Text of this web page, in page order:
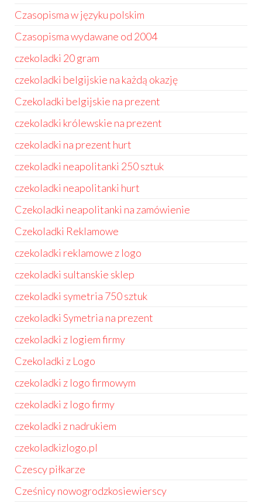
Czasopisma w języku polskim
Czasopisma wydawane od 2004
czekoladki 20 gram
czekoladki belgijskie na każdą okazję
Czekoladki belgijskie na prezent
czekoladki królewskie na prezent
czekoladki na prezent hurt
czekoladki neapolitanki 250 sztuk
czekoladki neapolitanki hurt
Czekoladki neapolitanki na zamówienie
Czekoladki Reklamowe
czekoladki reklamowe z logo
czekoladki sultanskie sklep
czekoladki symetria 750 sztuk
czekoladki Symetria na prezent
czekoladki z logiem firmy
Czekoladki z Logo
czekoladki z logo firmowym
czekoladki z logo firmy
czekoladki z nadrukiem
czekoladkizlogo.pl
Czescy piłkarze
Cześnicy nowogrodzkosiewierscy